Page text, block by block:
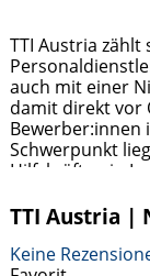
TTI Austria
auch mit einer
damit direkt vor
Bewerber:innen
Schwerpunkt
Hilfskräften in
Jobsuchende
TTI Austria |
Keine